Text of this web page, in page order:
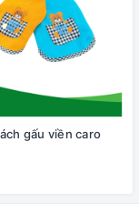
gấu viền caro